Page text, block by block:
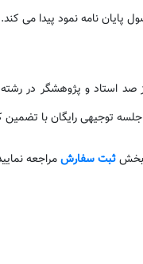
پایان نامه نمود پیدا می
استاد و پژوهشگر در
جلسه توجیهی رایگان با
بخشثبت سفارشمراجعه